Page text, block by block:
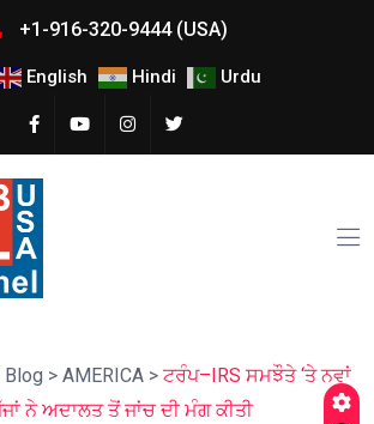
+1-916-320-9444 (USA)
English Hindi Urdu
Blog > AMERICA > ਟਰੰਪ–IRS ਸਮਝੌਤੇ ‘ਤੇ ਨਵਾਂ
ਨੇ ਅਦਾਲਤ ਤੋਂ ਜਾਂਚ ਦੀ ਮੰਗ ਕੀਤੀ